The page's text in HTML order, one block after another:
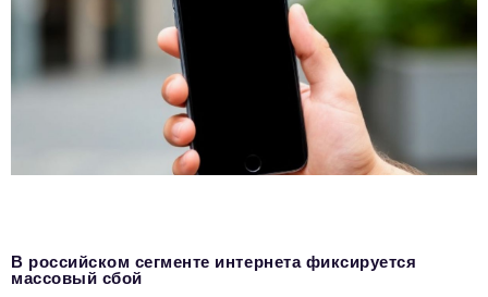
В российском сегменте интернета фиксируется
массовый сбой